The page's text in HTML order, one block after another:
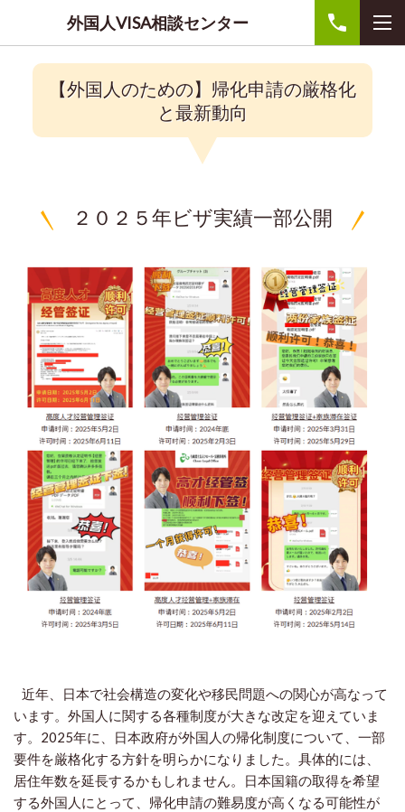
外国人VISA相談センター
【外国人のための】帰化申請の厳格化
と最新動向
２０２５年ビザ実績一部公開
近年、日本で社会構造の変化や移民問題への関心が高なって
います。外国人に関する各種制度が大きな改定を迎えていま
す。2025年に、日本政府が外国人の帰化制度について、一部
要件を厳格化する方針を明らかになりました。具体的には、
居住年数を延長するかもしれません。日本国籍の取得を希望
する外国人にとって、帰化申請の難易度が高くなる可能性が